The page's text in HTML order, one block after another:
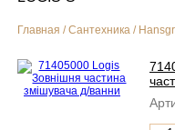
Главная /Сантехника /